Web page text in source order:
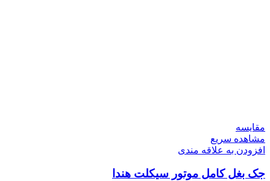
مقایسه
مشاهده سریع
افزودن به علاقه مندی
جک بغل کامل موتور سیکلت هندا